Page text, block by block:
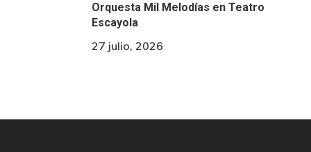
Orquesta Mil Melodías en Teatro
Escayola
27 julio, 2026